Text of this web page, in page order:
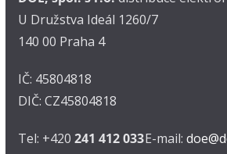
U Družstva Ideál 1260/7
140 00 Praha 4
IČ: 45804818
DIČ: CZ45804818
Tel: +420 241 412 033E-mail: